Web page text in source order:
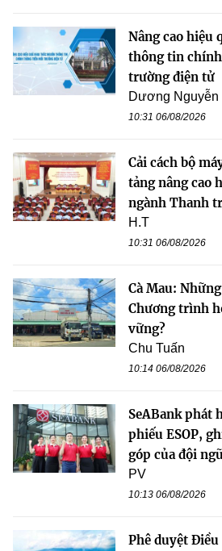
Nâng cao hiệu
thông tin
trường điện tử
Dương Nguyễn
10:31 06/08/2026
Cải cách bộ
tảng nâng cao
ngành Thanh
H.T
10:31 06/08/2026
Cà Mau:
Chương trình
vững?
Chu Tuấn
10:14 06/08/2026
SeABank phát
phiếu ESOP,
góp của đội
PV
10:13 06/08/2026
Phê duyệt